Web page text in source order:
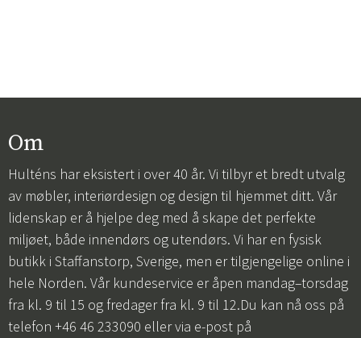
Om
Hulténs har eksistert i over 40 år. Vi tilbyr et bredt utvalg
av møbler, interiørdesign og design til hjemmet ditt. Vår
lidenskap er å hjelpe deg med å skape det perfekte
miljøet, både innendørs og utendørs. Vi har en fysisk
butikk i Staffanstorp, Sverige, men er tilgjengelige online i
hele Norden. Vår kundeservice er åpen mandag–torsdag
fra kl. 9 til 15 og fredager fra kl. 9 til 12.Du kan nå oss på
telefon +46 46 233090 eller via e-post på